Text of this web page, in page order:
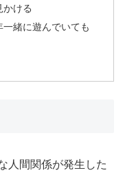
かける
緒に遊んでいても
人間関係が発生した